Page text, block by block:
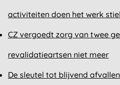
activiteiten doen het werk
CZ vergoedt zorg van twee
revalidatieartsen niet meer
De sleutel tot blijvend